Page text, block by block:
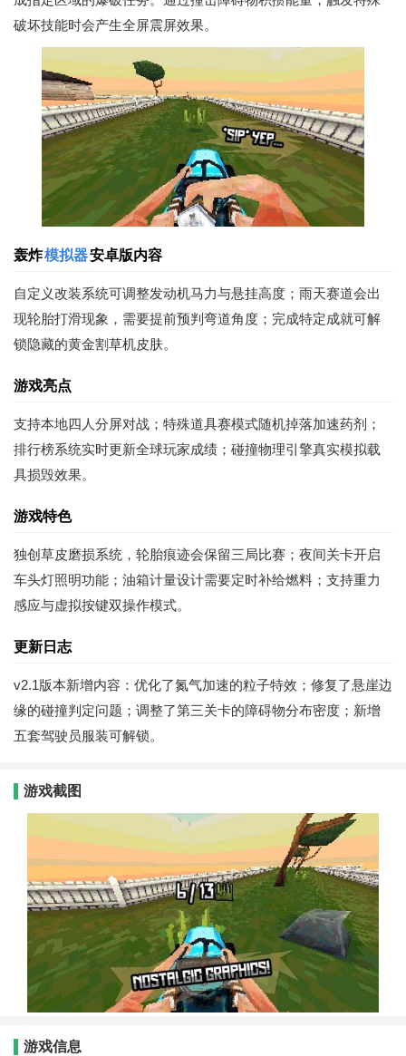
破坏技能时会产生全屏震屏效果。
轰炸模拟器安卓版内容
自定义改装系统可调整发动机马力与悬挂高度；雨天赛道会出
现轮胎打滑现象，需要提前预判弯道角度；完成特定成就可解
锁隐藏的黄金割草机皮肤。
游戏亮点
支持本地四人分屏对战；特殊道具赛模式随机掉落加速药剂；
排行榜系统实时更新全球玩家成绩；碰撞物理引擎真实模拟载
具损毁效果。
游戏特色
独创草皮磨损系统，轮胎痕迹会保留三局比赛；夜间关卡开启
车头灯照明功能；油箱计量设计需要定时补给燃料；支持重力
感应与虚拟按键双操作模式。
更新日志
v2.1版本新增内容：优化了氮气加速的粒子特效；修复了悬崖边
缘的碰撞判定问题；调整了第三关卡的障碍物分布密度；新增
五套驾驶员服装可解锁。
游戏截图
游戏信息